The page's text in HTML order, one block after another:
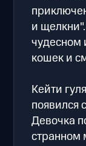
и
чудесном
кошек и
Кейти
появился
Девочка
странном